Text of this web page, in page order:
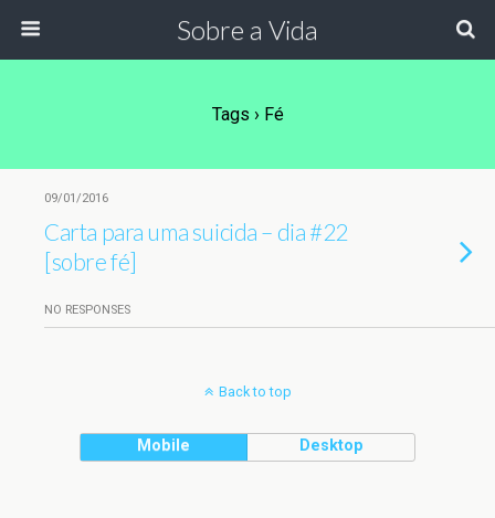
Sobre a Vida
Tags › Fé
09/01/2016
Carta para uma suicida – dia #22
[sobre fé]
NO RESPONSES
Back to top
Mobile Desktop